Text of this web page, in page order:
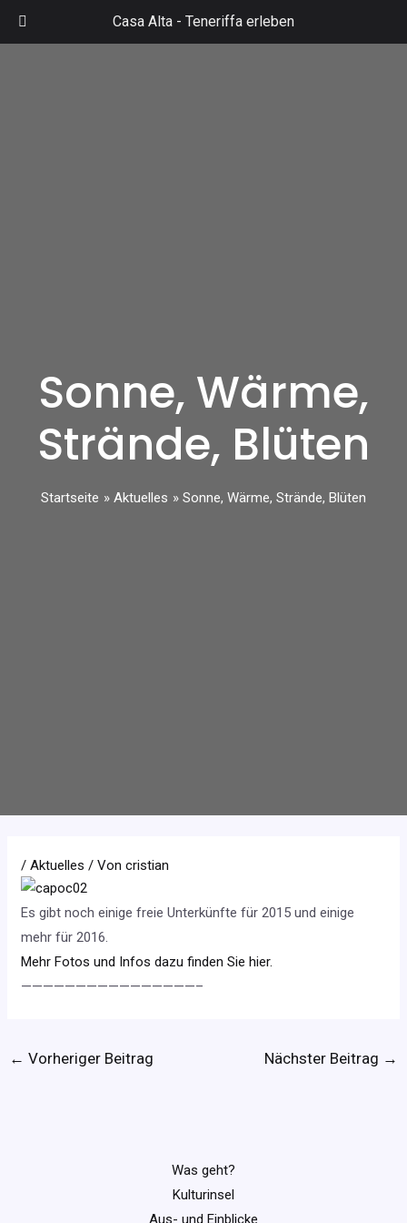
Casa Alta - Teneriffa erleben
Sonne, Wärme,
Strände, Blüten
Startseite Aktuelles Sonne, Wärme, Strände, Blüten
/Aktuelles / Voncristian
Es gibt noch einige freie Unterkünfte für 2015 und einige
mehr für 2016.
Mehr Fotos und Infos dazu finden Sie hier.
————————————————–
← Vorheriger Beitrag Nächster Beitrag →
Was geht?
Kulturinsel
Aus- und Einblicke